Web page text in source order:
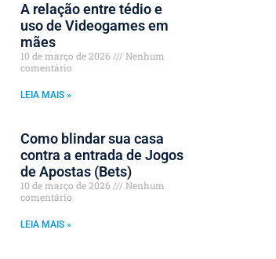
A relação entre tédio e
uso de Videogames em
mães
10 de março de 2026
Nenhum
comentário
LEIA MAIS »
Como blindar sua casa
contra a entrada de Jogos
de Apostas (Bets)
10 de março de 2026
Nenhum
comentário
LEIA MAIS »